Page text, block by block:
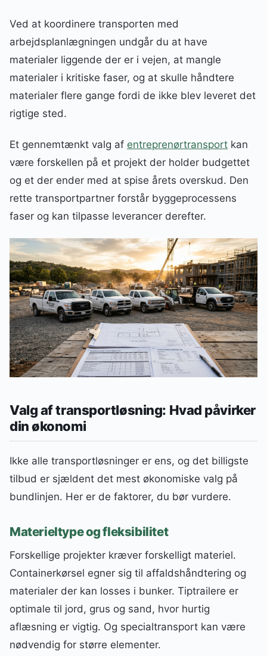
Ved at koordinere transporten med
arbejdsplanlægningen undgår du at have
materialer liggende der er i vejen, at mangle
materialer i kritiske faser, og at skulle håndtere
materialer flere gange fordi de ikke blev leveret det
rigtige sted.
Et gennemtænkt valg af entreprenørtransport kan
være forskellen på et projekt der holder budgettet
og et der ender med at spise årets overskud. Den
rette transportpartner forstår byggeprocessens
faser og kan tilpasse leverancer derefter.
Valg af transportløsning: Hvad påvirker
din økonomi
Ikke alle transportløsninger er ens, og det billigste
tilbud er sjældent det mest økonomiske valg på
bundlinjen. Her er de faktorer, du bør vurdere.
Materieltype og fleksibilitet
Forskellige projekter kræver forskelligt materiel.
Containerkørsel egner sig til affaldshåndtering og
materialer der kan losses i bunker. Tiptrailere er
optimale til jord, grus og sand, hvor hurtig
aflæsning er vigtig. Og specialtransport kan være
nødvendig for større elementer.